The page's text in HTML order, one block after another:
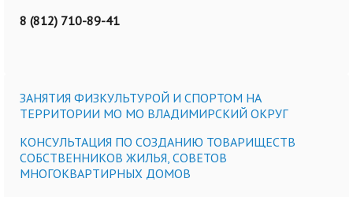
8 (812) 710-89-41
ЗАНЯТИЯ ФИЗКУЛЬТУРОЙ И СПОРТОМ НА
ТЕРРИТОРИИ МО МО ВЛАДИМИРСКИЙ ОКРУГ
КОНСУЛЬТАЦИЯ ПО СОЗДАНИЮ ТОВАРИЩЕСТВ
СОБСТВЕННИКОВ ЖИЛЬЯ, СОВЕТОВ
МНОГОКВАРТИРНЫХ ДОМОВ